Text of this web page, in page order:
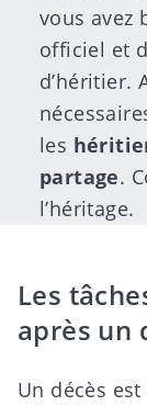
vous avez
officiel et
d’héritier.
les
partage.
l’héritage.
Les
après un
Un décès